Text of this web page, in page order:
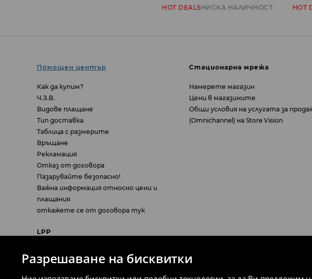
Разрешаване на бисквитки
HOT DEALSНИСКА НАЛИЧНОСТ
HOT
Помощен център
Как да купим?
Ч.З.В.
Видове плащане
Тип доставка
Таблица с размерите
Връщане
Pекламация
Отказ от договора
Пазарувайте безопасно!
Важна информация относно цени и
плащания
откажете се от договора тук
Стационарна мрежа
Намерете магазин
Цени в магазините
Общи условия на услугата за
(Omnichannel) на Store Vision
LPP
Кариери